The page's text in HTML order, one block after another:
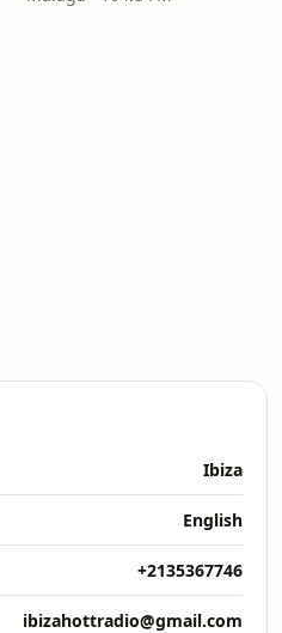
Ibiza
English
+2135367746
ibizahottradio@gmail.com